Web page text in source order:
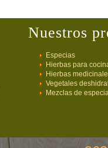
Nuestros
Especias
Hierbas para
Hierbas
Vegetales
Mezclas de